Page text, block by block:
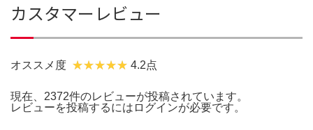
カスタマーレビュー
オススメ度 4.2点
現在、2372件のレビューが投稿されています。
レビューを投稿するには ログインが必要です。